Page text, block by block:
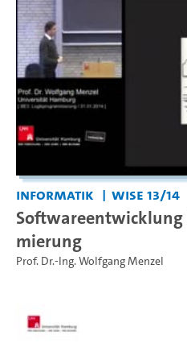
Informatik WiSe 13/14
mierung
Prof. Dr.-Ing. Wolfgang Menzel